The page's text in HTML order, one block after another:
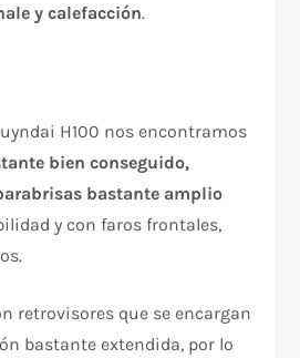
y calefacción.
H100 nos encontramos
bien conseguido,
bastante amplio
y con faros frontales,
retrovisores que se encargan
bastante extendida, por lo